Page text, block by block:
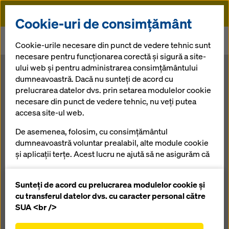
Doka
Doka pune piatra de temelie pentru un nou centru logistic
Doka pune
piatra de
temelie pentru
un nou centru
logistic
Cookie-uri de consimțământ
Cookie-urile necesare din punct de vedere tehnic sunt
necesare pentru funcționarea corectă și sigură a site-
ului web și pentru administrarea consimțământului
dumneavoastră. Dacă nu sunteți de acord cu
prelucrarea datelor dvs. prin setarea modulelor cookie
necesare din punct de vedere tehnic, nu veți putea
accesa site-ul web.
De asemenea, folosim, cu consimțământul
dumneavoastră voluntar prealabil, alte module cookie
și aplicații terțe. Acest lucru ne ajută să ne asigurăm că
îmbunătățirea continuă a funcționalității site-ului
nostru web (cookie-uri funcționale și statistice),
facilitarea unui proces de cumpărare fără
Sunteți de acord cu prelucrarea modulelor cookie și
cu transferul datelor dvs. cu caracter personal către
SUA <br />